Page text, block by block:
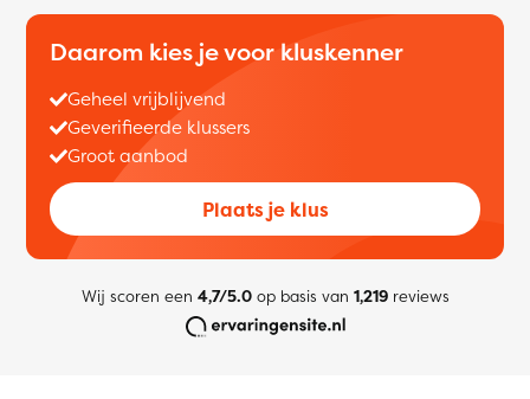
Daarom kies je voor kluskenner
Geheel vrijblijvend
Geverifieerde klussers
Groot aanbod
Plaats je klus
Wij scoren een 4,7/5.0op basis van 1,219reviews